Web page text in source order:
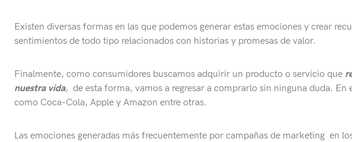
Existen diversas formas en las que podemos generar estas emociones y crear
sentimientos de todo tipo relacionados con historias y promesas de valor.
Finalmente, como consumidores buscamos adquirir un producto o servicio que
nuestra vida, de esta forma, vamos a regresar a comprarlo sin ninguna duda. En
como Coca-Cola, Apple y Amazon entre otras.
Las emociones generadas más frecuentemente por campañas de marketing en